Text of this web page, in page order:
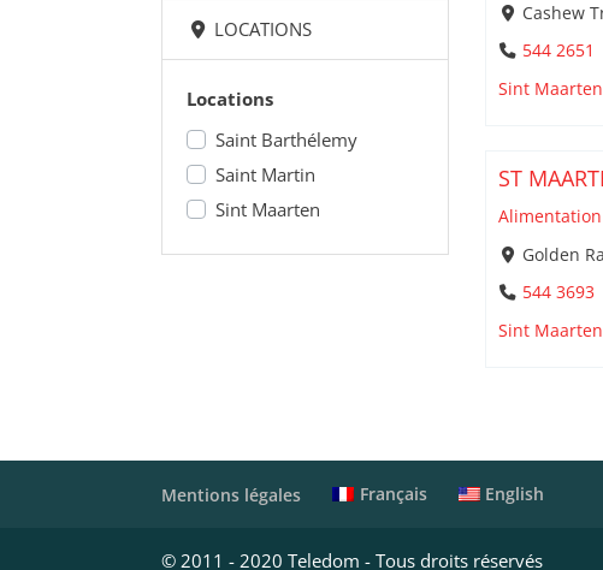
Cashew
544 2651
Sint Maarten
ST
Golden
544 3693
Sint Maarten
LOCATIONS
Locations
Saint Barthélemy
Saint Martin
Sint Maarten
Mentions légales Français English
© 2011 - 2020 Teledom - Tous droits réservés